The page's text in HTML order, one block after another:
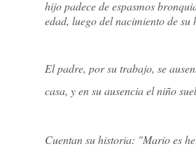
hijo padece de espasmos
edad, luego del nacimiento de su
El padre, por su trabajo, se
casa, y en su ausencia el niño
Cuentan su historia: "Mario es